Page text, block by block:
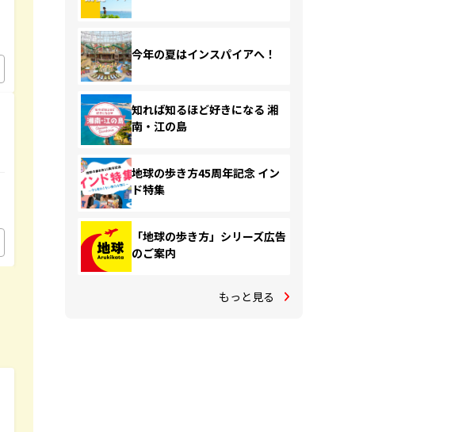
今年の夏はインスパイアへ！
知れば知るほど好きになる 湘
南・江の島
地球の歩き方45周年記念 イン
ド特集
「地球の歩き方」シリーズ広告
のご案内
もっと見る